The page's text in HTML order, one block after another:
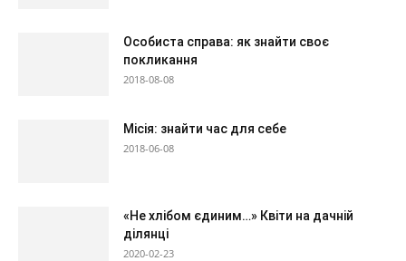
Особиста справа: як знайти своє
покликання
2018-08-08
Місія: знайти час для себе
2018-06-08
«Не хлібом єдиним…» Квіти на дачній
ділянці
2020-02-23